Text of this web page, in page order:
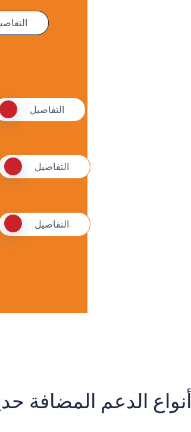
التفاصيل
التفاصيل
التفاصيل
أنواع الدعم المضافة